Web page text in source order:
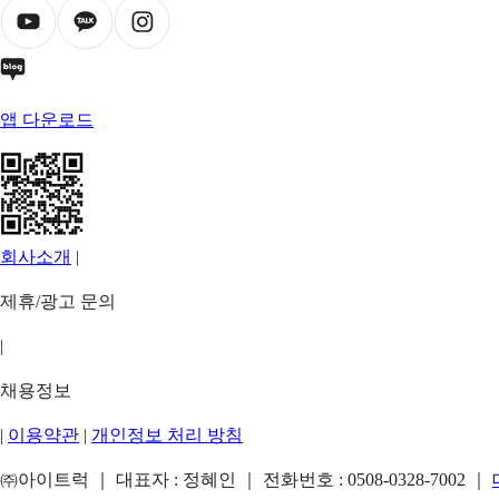
앱 다운로드
회사소개 |
제휴/광고 문의
|
채용정보
| 이용약관 | 개인정보 처리 방침
㈜아이트럭 ｜ 대표자 : 정혜인 ｜ 전화번호 : 0508-0328-7002